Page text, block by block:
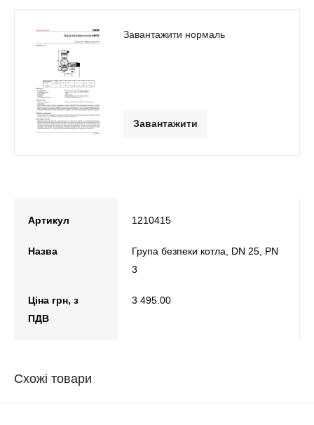
Завантажити нормаль
Завантажити
Артикул 1210415
Назва
Група безпеки котла, DN 25, РN
3
Ціна грн, з
ПДВ
3 495.00
Схожі товари